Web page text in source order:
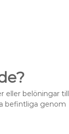
eller belöningar till
befintliga genom